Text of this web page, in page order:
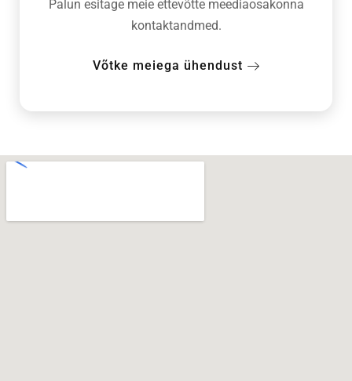
Palun esitage meie ettevõtte meediaosakonna
kontaktandmed.
Võtke meiega ühendust